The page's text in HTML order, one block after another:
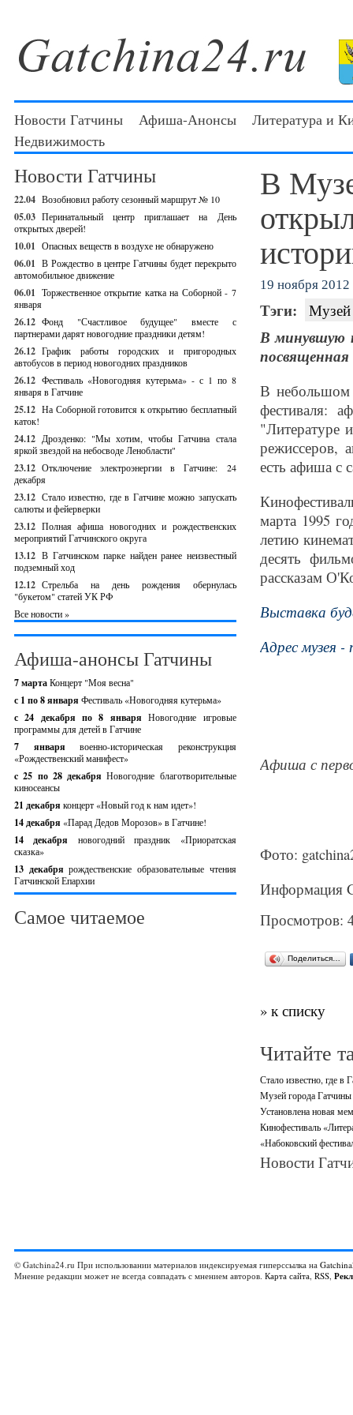
Новости Гатчины Афиша-Анонсы
Литература и
Недвижимость
Новости Гатчины
22.04 Возобновил работу сезонный маршрут № 10
05.03 Перинатальный центр приглашает на День
открытых дверей!
10.01 Опасных веществ в воздухе не обнаружено
06.01 В Рождество в центре Гатчины будет перекрыто
автомобильное движение
06.01 Торжественное открытие катка на Соборной - 7
января
26.12 Фонд "Счастливое будущее" вместе с
партнерами дарят новогодние праздники детям!
26.12 График работы городских и пригородных
автобусов в период новогодних праздников
26.12 Фестиваль «Новогодняя кутерьма» - с 1 по 8
января в Гатчине
25.12 На Соборной готовится к открытию бесплатный
каток!
24.12 Дрозденко: "Мы хотим, чтобы Гатчина стала
яркой звездой на небосводе Ленобласти"
23.12 Отключение электроэнергии в Гатчине: 24
декабря
23.12 Стало известно, где в Гатчине можно запускать
салюты и фейерверки
23.12 Полная афиша новогодних и рождественских
мероприятий Гатчинского округа
13.12 В Гатчинском парке найден ранее неизвестный
подземный ход
12.12 Стрельба на день рождения обернулась
"букетом" статей УК РФ
Все новости »
Афиша-анонсы Гатчины
7 мартаКонцерт "Моя весна"
с 1 по 8 января Фестиваль «Новогодняя кутерьма»
с 24 декабря по 8 январяНовогодние игровые
программы для детей в Гатчине
7 январявоенно-историческая реконструкция
«Рождественский манифест»
c 25 по 28 декабряНовогодние благотворительные
киносеансы
21 декабря концерт «Новый год к нам идет»!
14 декабря «Парад Дедов Морозов» в Гатчине!
14 декабря новогодний праздник «Приоратская
сказка»
13 декабрярождественские образовательные чтения
Гатчинской Епархии
Самое читаемое
В
19 ноября 2012
Тэги: Музей
В минувшую
В небольшом
фестиваля:
"Литературе
режиссеров,
есть афиша с
марта 1995
летию
десять
рассказам
Выставка
Адрес музея
Афиша с
Фото:
Информация
Просмотров:
Поделиться…
» к списку
Читайте
Стало известно, где в
Музей города
Установлена новая
Кинофестиваль
«Набоковский
Новости
© Gatchina24.ru При использовании материалов индексируемая гиперссылка на
Мнение редакции может не всегда совпадать с мнением авторов. Карта сайта, RSS,